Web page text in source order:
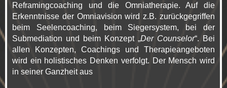
Reframingcoaching und die Omniatherapie. Auf die
Erkenntnisse der Omniavision wird z.B. zurückgegriffen
beim Seelencoaching, beim Siegersystem, bei der
Submediation und beim Konzept „Der Counselor“. Bei
allen Konzepten, Coachings und Therapieangeboten
wird ein holistisches Denken verfolgt. Der Mensch wird
in seiner Ganzheit aus